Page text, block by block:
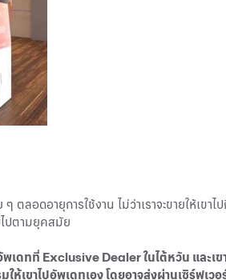
อดอายุการใช้งาน ไม่ว่าเราจะขายให้เข
ปตามยุคสมัย
ดทที่ Exclusive Dealer ในไต้หวัน และเ
เขาไปอัพเดทเอง โดยอาจส่งผ่านเซิร์ฟเ